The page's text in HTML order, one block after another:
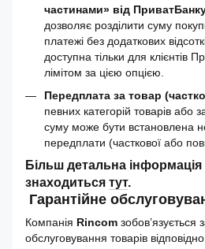
частинами» від
дозволяє розділити суму
платежі без додаткових
доступна тільки для клієнтів
лімітом за цією опцією.
Передплата за товар
певних категорій товарів або
суму може бути встановлена
передплати (часткової або
Більш детальна
знаходиться тут.
Гарантійне
Компанія Rincom зобов’язується
обслуговування товарів